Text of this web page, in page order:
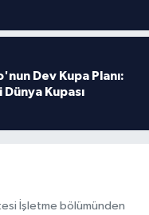
Dev Kupa Planı:
Kupası
İşletme bölümünden